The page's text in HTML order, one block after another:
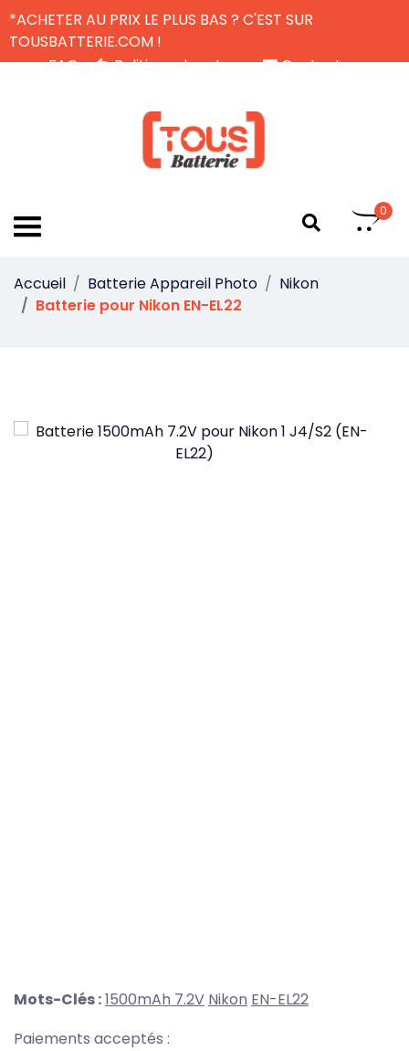
*ACHETER AU PRIX LE PLUS BAS ? C'EST SUR
TOUSBATTERIE.COM !
FAQ
Politique de retour
Contactez-nous
0
Accueil Batterie Appareil Photo
Nikon
Batterie pour Nikon EN-EL22
Mots-Clés :1500mAh 7.2V Nikon EN-EL22
Paiements acceptés :